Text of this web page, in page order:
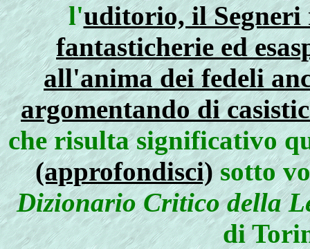
l'uditorio, il
fantasticherie ed
all'anima dei fedeli
argomentando di
che risulta significativo
(approfondisci)sotto
Dizionario Critico della
di